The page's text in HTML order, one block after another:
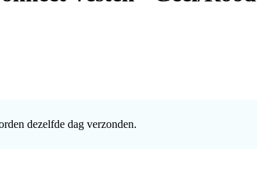
dezelfde dag verzonden.